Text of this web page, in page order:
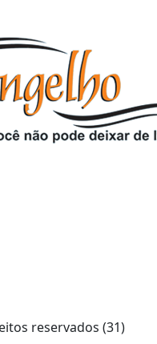
reservados (31)